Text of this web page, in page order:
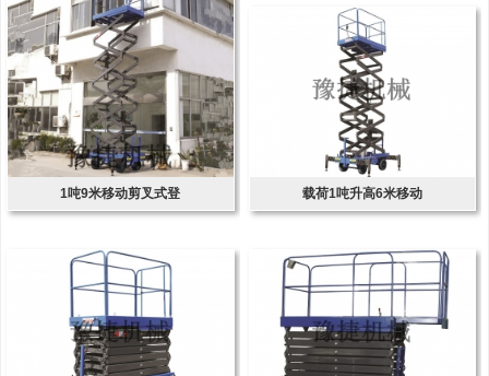
1吨9米移动剪叉式登 载荷1吨升高6米移动